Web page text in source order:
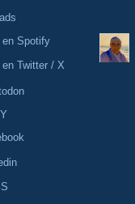
en Spotify
Twitter / X